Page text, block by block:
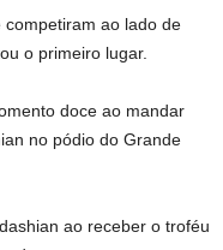
competiram ao lado de
o primeiro lugar.
doce ao mandar
no pódio do Grande
ao receber o troféu